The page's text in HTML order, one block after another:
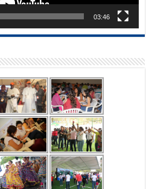
03:46